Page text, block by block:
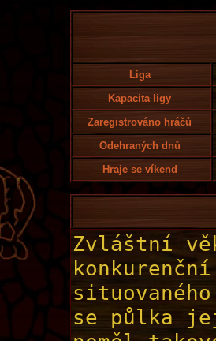
Liga
Kapacita ligy
Zaregistrováno hráčů
Odehraných dnů
Hraje se víkend